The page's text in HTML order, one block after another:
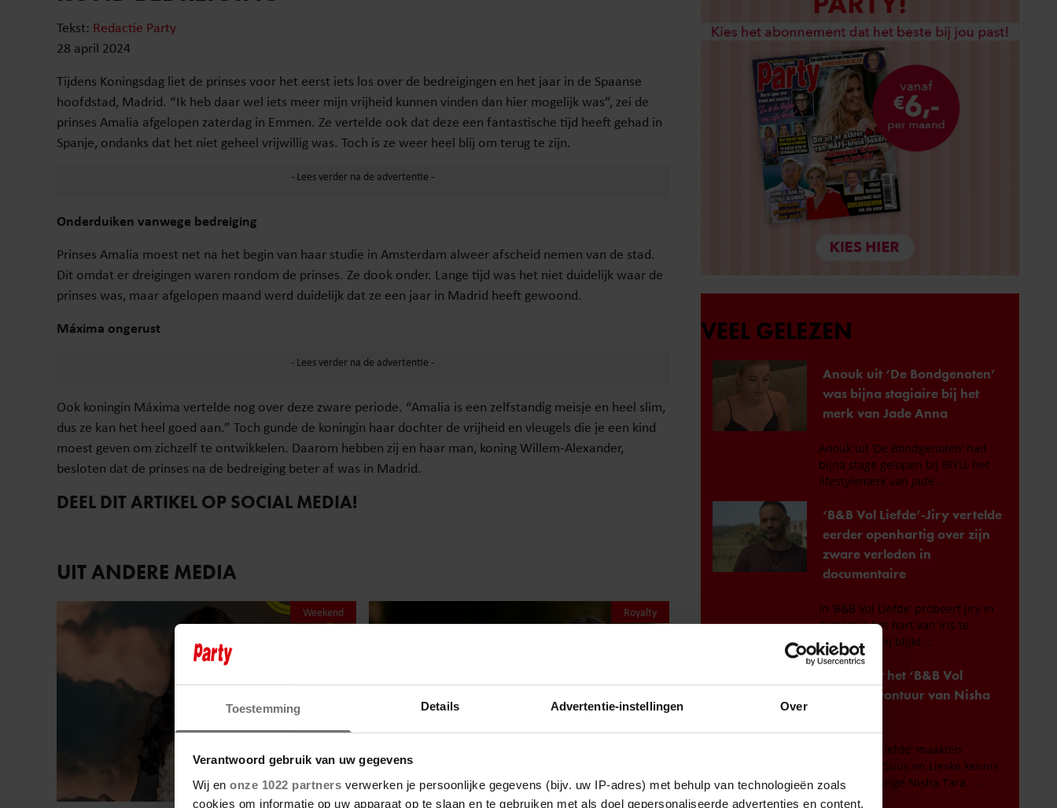
Toestemming Details Advertentie-instellingen Over
Verantwoord gebruik van uw gegevens
Wij en onze 1022 partners verwerken je persoonlijke gegevens (bijv. uw IP-adres) met behulp van technologieën zoals
cookies om informatie op uw apparaat op te slaan en te gebruiken met als doel gepersonaliseerde advertenties en content,
Tekst: Redactie Party
28 april 2024
Tijdens Koningsdag liet de prinses voor het eerst iets los over de bedreigingen en het jaar in de Spaanse
hoofdstad, Madrid. “Ik heb daar wel iets meer mijn vrijheid kunnen vinden dan hier mogelijk was”, zei de
prinses Amalia afgelopen zaterdag in Emmen. Ze vertelde ook dat deze een fantastische tijd heeft gehad in
Spanje, ondanks dat het niet geheel vrijwillig was. Toch is ze weer heel blij om terug te zijn.
Onderduiken vanwege bedreiging
Prinses Amalia moest net na het begin van haar studie in Amsterdam alweer afscheid nemen van de stad.
Dit omdat er dreigingen waren rondom de prinses. Ze dook onder. Lange tijd was het niet duidelijk waar de
prinses was, maar afgelopen maand werd duidelijk dat ze een jaar in Madrid heeft gewoond.
Máxima ongerust
Ook koningin Máxima vertelde nog over deze zware periode. “Amalia is een zelfstandig meisje en heel slim,
dus ze kan het heel goed aan.” Toch gunde de koningin haar dochter de vrijheid en vleugels die je een kind
moest geven om zichzelf te ontwikkelen. Daarom hebben zij en haar man, koning Willem-Alexander,
besloten dat de prinses na de bedreiging beter af was in Madrid.
DEEL DIT ARTIKEL OP SOCIAL MEDIA!
UIT ANDERE MEDIA
Weekend Royalty